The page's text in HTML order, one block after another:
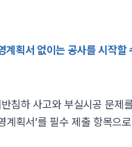
계획서 없이는 공사를 시작할
침하 사고와 부실시공 문제
계획서’를 필수 제출 항목으